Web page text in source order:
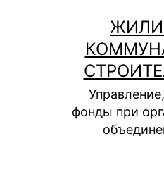
содержимому
фонды при